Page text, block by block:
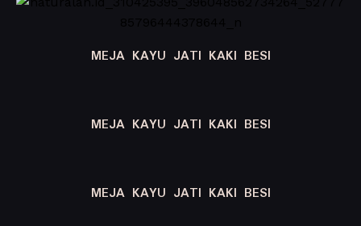
MEJA KAYU JATI KAKI BESI
MEJA KAYU JATI KAKI BESI
MEJA KAYU JATI KAKI BESI